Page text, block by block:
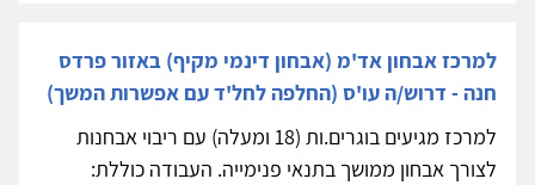
למרכז אבחון אד'מ (אבחון דינמי מקיף) באזור פרדס
חנה - דרוש/ה עו'ס (החלפה לחל'ד עם אפשרות המשך)
למרכז מגיעים בוגרים.ות (18 ומעלה) עם ריבוי אבחנות
לצורך אבחון ממושך בתנאי פנימייה. העבודה כוללת: